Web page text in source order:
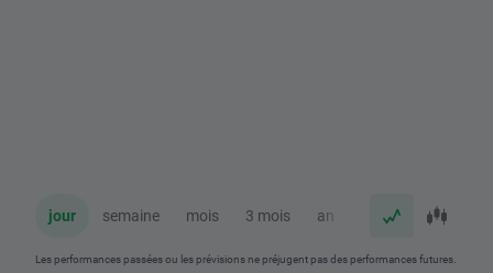
jour semaine mois 3 mois an
Les performances passées ou les prévisions ne préjugent pas des performances futures.